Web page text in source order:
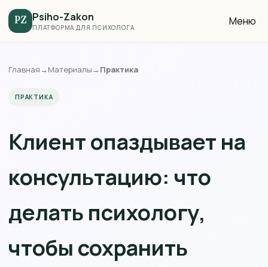
PZ Psiho-Zakon
ПЛАТФОРМА ДЛЯ ПСИХОЛОГА Меню
Главная→Материалы→Практика
ПРАКТИКА
Клиент опаздывает на
консультацию: что
делать психологу,
чтобы сохранить